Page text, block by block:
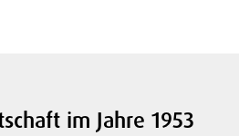
im Jahre 1953